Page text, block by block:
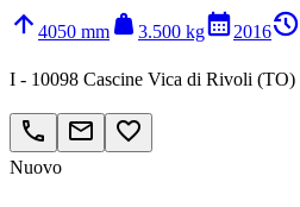
arrow_upward 4050 mm weight 3.500 kgcalendar_month2016history_2
I - 10098 Cascine Vica di Rivoli (TO)
call email favorite_border
Nuovo